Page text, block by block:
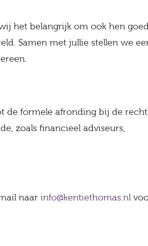
het belangrijk om ook hen
Samen met jullie stellen we
de formele afronding bij de
zoals financieel adviseurs,
naar info@kentiethomas.nl